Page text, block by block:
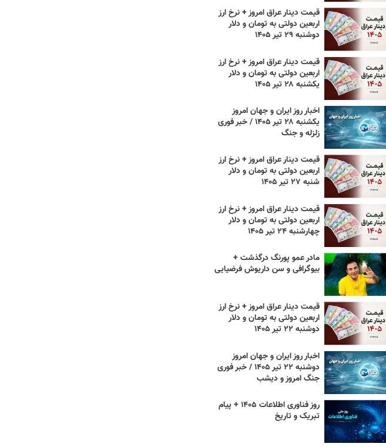
قیمت دینار عراق امروز + نرخ ارز
اربعین دولتی به تومان و دلار
دوشنبه ۲۹ تیر ۱۴۰۵
قیمت دینار عراق امروز + نرخ ارز
اربعین دولتی به تومان و دلار
یکشنبه ۲۸ تیر ۱۴۰۵
اخبار روز ایران و جهان امروز
یکشنبه ۲۸ تیر ۱۴۰۵ / خبر فوری
زلزله و جنگ
قیمت دینار عراق امروز + نرخ ارز
اربعین دولتی به تومان و دلار
شنبه ۲۷ تیر ۱۴۰۵
قیمت دینار عراق امروز + نرخ ارز
اربعین دولتی به تومان و دلار
چهارشنبه ۲۴ تیر ۱۴۰۵
مادر عمو پورنگ درگذشت +
بیوگرافی و سن داریوش فرضیایی
قیمت دینار عراق امروز + نرخ ارز
اربعین دولتی به تومان و دلار
دوشنبه ۲۲ تیر ۱۴۰۵
اخبار روز ایران و جهان امروز
دوشنبه ۲۲ تیر ۱۴۰۵ / خبر فوری
جنگ امروز و دیشب
روز فناوری اطلاعات ۱۴۰۵ + پیام
تبریک و تاریخ